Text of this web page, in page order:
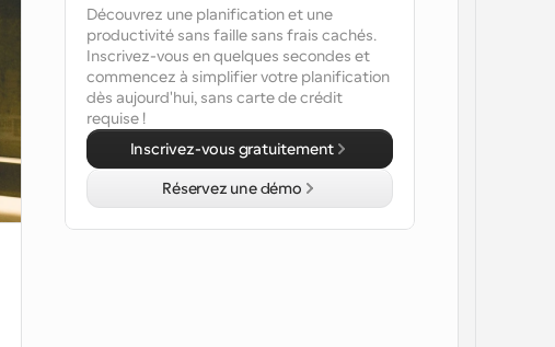
Découvrez une planification et une
productivité sans faille sans frais cachés.
Inscrivez-vous en quelques secondes et
commencez à simplifier votre planification
dès aujourd'hui, sans carte de crédit
requise !
Inscrivez-vous gratuitement
Réservez une démo